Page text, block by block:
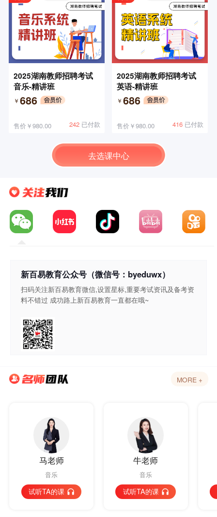
2025湖南教师招聘考试
音乐-精讲班
￥ 686
售价￥980.00 242 已付款
2025湖南教师招聘考试
英语-精讲班
￥ 686
售价￥980.00 416 已付款
去选课中心
新百易教育公众号（微信号：byeduwx）
扫码关注新百易教育微信,设置星标,重要考试资讯及备考资
料不错过 成功路上新百易教育一直都在哦~
MORE +
马老师
音乐
试听TA的课
牛老师
音乐
试听TA的课